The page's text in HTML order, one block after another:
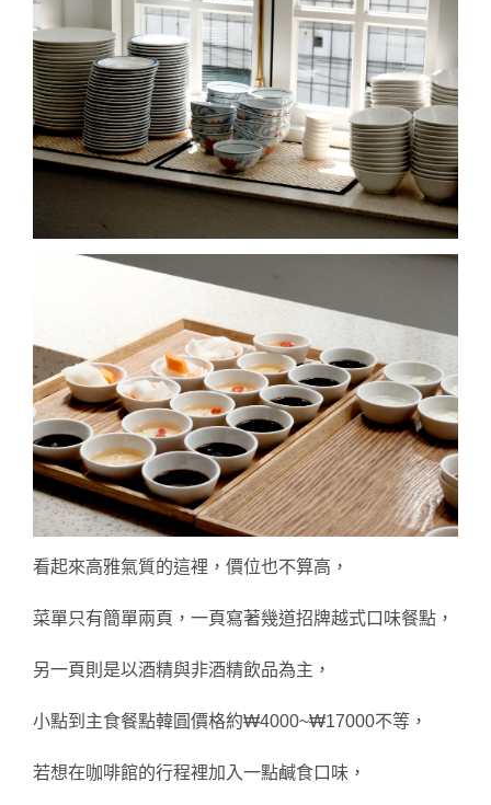
看起來高雅氣質的這裡，價位也不算高，
菜單只有簡單兩頁，一頁寫著幾道招牌越式口味餐點，
另一頁則是以酒精與非酒精飲品為主，
小點到主食餐點韓圓價格約₩4000~₩17000不等，
若想在咖啡館的行程裡加入一點鹹食口味，